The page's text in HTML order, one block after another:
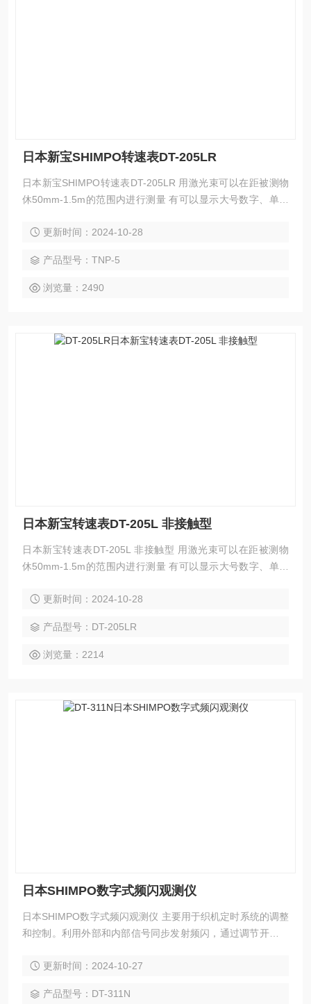
日本新宝SHIMPO转速表DT-205LR
日本新宝SHIMPO转速表DT-205LR 用激光束可以在距被测物
休50mm-1.5m的范围内进行测量 有可以显示大号数字、单位
优质耐用的铝合金外壳
更新时间：2024-10-28
产品型号：TNP-5
浏览量：2490
日本新宝转速表DT-205L 非接触型
日本新宝转速表DT-205L 非接触型 用激光束可以在距被测物
休50mm-1.5m的范围内进行测量 有可以显示大号数字、单位
优质耐用的铝合金外壳
更新时间：2024-10-28
产品型号：DT-205LR
浏览量：2214
日本SHIMPO数字式频闪观测仪
日本SHIMPO数字式频闪观测仪 主要用于织机定时系统的调整
和控制。利用外部和内部信号同步发射频闪，通过调节开关处
移。频闪可连续延时发射，延时角在指示灯有显示。零位可设
更新时间：2024-10-27
产品型号：DT-311N